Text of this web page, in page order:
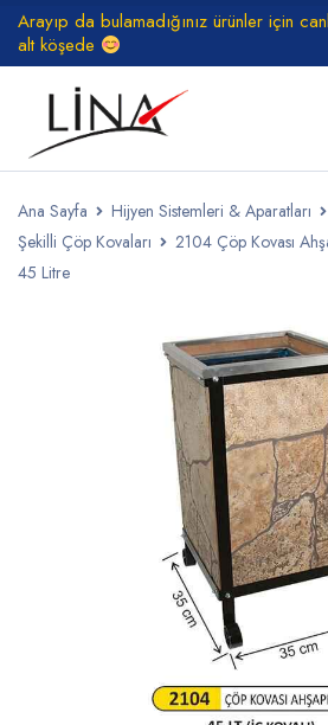
Arayıp da bulamadığınız ürünler için
alt köşede
Ana Sayfa Hijyen Sistemleri & Aparatları
Şekilli Çöp Kovaları
2104 Çöp Kovası
45 Litre